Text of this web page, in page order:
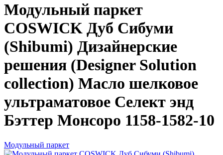
Модульный паркет
COSWICK Дуб Сибуми
(Shibumi) Дизайнерские
решения (Designer Solution
collection) Масло шелковое
ультраматовое Селект энд
Бэттер Монсоро 1158-1582-10
Модульный паркет